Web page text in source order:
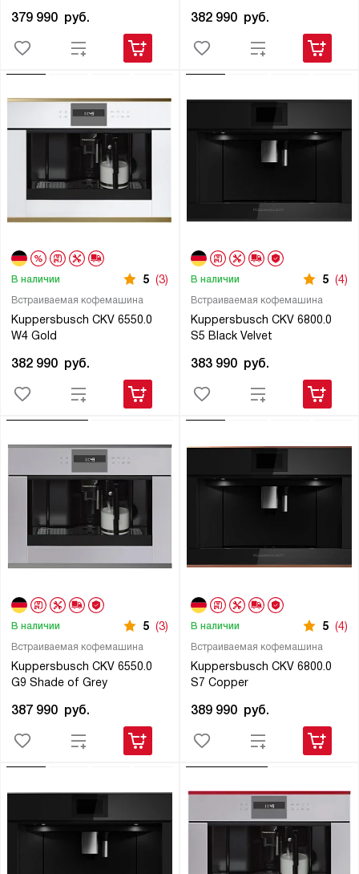
379 990 руб. 382 990 руб.
Встраиваемая кофемашина
Kuppersbusch CKV 6550.0
W4 Gold
В наличии 5 (3)
382 990 руб.
Встраиваемая кофемашина
Kuppersbusch CKV 6800.0
S5 Black Velvet
В наличии 5 (4)
383 990 руб.
Встраиваемая кофемашина
Kuppersbusch CKV 6550.0
G9 Shade of Grey
В наличии 5 (3)
387 990 руб.
Встраиваемая кофемашина
Kuppersbusch CKV 6800.0
S7 Copper
В наличии 5 (4)
389 990 руб.